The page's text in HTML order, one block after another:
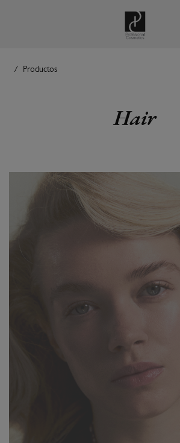
Productos
Hair